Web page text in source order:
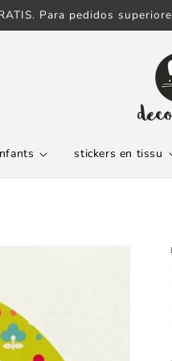
Para pedidos
stickers en tissu